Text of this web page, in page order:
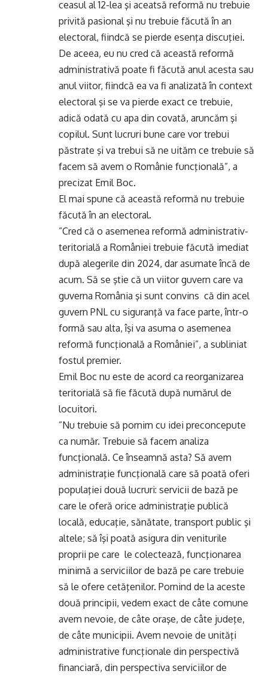
ceasul al 12-lea şi aceatsă reformă nu trebuie
privită pasional şi nu trebuie făcută în an
electoral, fiindcă se pierde esenţa discuţiei.
De aceea, eu nu cred că această reformă
administrativă poate fi făcută anul acesta sau
anul viitor, fiindcă ea va fi analizată în context
electoral şi se va pierde exact ce trebuie,
adică odată cu apa din covată, aruncăm şi
copilul. Sunt lucruri bune care vor trebui
păstrate şi va trebui să ne uităm ce trebuie să
facem să avem o Românie funcţională”, a
precizat Emil Boc.
El mai spune că această reformă nu trebuie
făcută în an electoral.
”Cred că o asemenea reformă administrativ-
teritorială a României trebuie făcută imediat
după alegerile din 2024, dar asumate încă de
acum. Să se ştie că un viitor guvern care va
guverna România şi sunt convins că din acel
guvern PNL cu siguranţă va face parte, într-o
formă sau alta, îşi va asuma o asemenea
reformă funcţională a României”, a subliniat
fostul premier.
Emil Boc nu este de acord ca reorganizarea
teritorială să fie făcută după numărul de
locuitori.
”Nu trebuie să pornim cu idei preconcepute
ca număr. Trebuie să facem analiza
funcţională. Ce înseamnă asta? Să avem
administraţie funcţională care să poată oferi
populaţiei două lucruri: servicii de bază pe
care le oferă orice administraţie publică
locală, educaţie, sănătate, transport public şi
altele; să îşi poată asigura din veniturile
proprii pe care le colectează, funcţionarea
minimă a serviciilor de bază pe care trebuie
să le ofere cetăţenilor. Pornind de la aceste
două principii, vedem exact de câte comune
avem nevoie, de câte oraşe, de câte judeţe,
de câte municipii. Avem nevoie de unităţi
administrative funcţionale din perspectivă
financiară, din perspectiva serviciilor de